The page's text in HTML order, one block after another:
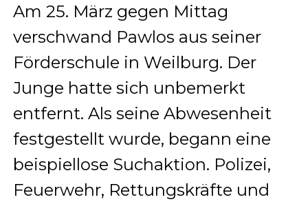
Am 25. März gegen Mittag
verschwand Pawlos aus seiner
Förderschule in Weilburg. Der
Junge hatte sich unbemerkt
entfernt. Als seine Abwesenheit
festgestellt wurde, begann eine
beispiellose Suchaktion. Polizei,
Feuerwehr, Rettungskräfte und